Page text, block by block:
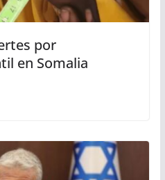
por
en Somalia